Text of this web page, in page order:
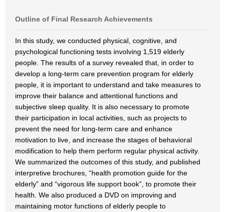
Outline of Final Research Achievements
In this study, we conducted physical, cognitive, and
psychological functioning tests involving 1,519 elderly
people. The results of a survey revealed that, in order to
develop a long-term care prevention program for elderly
people, it is important to understand and take measures to
improve their balance and attentional functions and
subjective sleep quality. It is also necessary to promote
their participation in local activities, such as projects to
prevent the need for long-term care and enhance
motivation to live, and increase the stages of behavioral
modification to help them perform regular physical activity.
We summarized the outcomes of this study, and published
interpretive brochures, “health promotion guide for the
elderly” and “vigorous life support book”, to promote their
health. We also produced a DVD on improving and
maintaining motor functions of elderly people to